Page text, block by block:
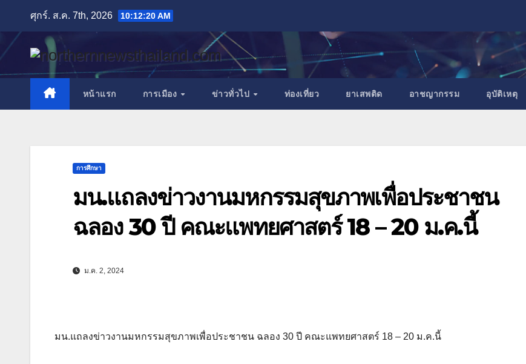
content
ศุกร์. ส.ค. 7th, 2026 10:12:21 AM
หน้าแรก การเมือง ข่าวทั่วไป ท่องเที่ยว ยาเสพติด อาชญากรรม อุบัติเหตุ
การศึกษา
มน.แถลงข่าวงานมหกรรมสุขภาพเพื่อประชาชน
ฉลอง 30 ปี คณะแพทยศาสตร์ 18 – 20 ม.ค.นี้
ม.ค. 2, 2024
มน.แถลงข่าวงานมหกรรมสุขภาพเพื่อประชาชน ฉลอง 30 ปี คณะแพทยศาสตร์ 18 – 20 ม.ค.นี้